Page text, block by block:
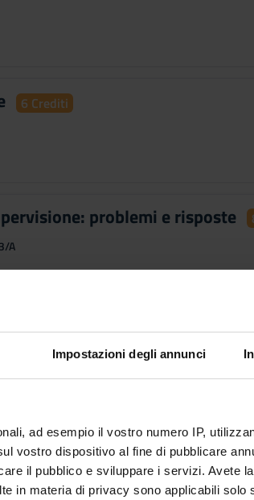
Impostazioni degli annunci
ad esempio il vostro numero IP,
vostro dispositivo al fine di pubblicare
il pubblico e sviluppare i servizi. Avete
in materia di privacy sono applicabili solo
6 Crediti
problemi e risposte
A
assistente sociale 6
e
A